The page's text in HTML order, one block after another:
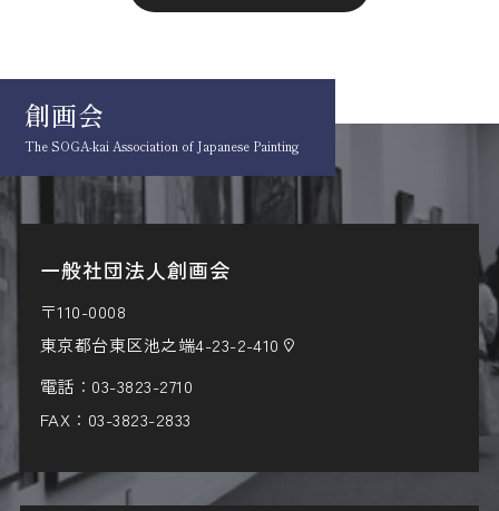
創画会
The SOGA-kai Association of Japanese Painting
一般社団法人創画会
〒110-0008
東京都台東区池之端4-23-2-410
電話： 03-3823-2710
FAX：03-3823-2833